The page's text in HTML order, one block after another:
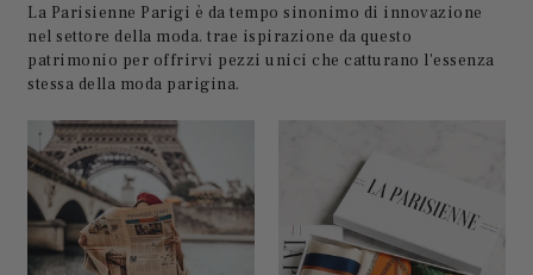
La Parisienne Parigi è da tempo sinonimo di innovazione
nel settore della moda. trae ispirazione da questo
patrimonio per offrirvi pezzi unici che catturano l'essenza
stessa della moda parigina.